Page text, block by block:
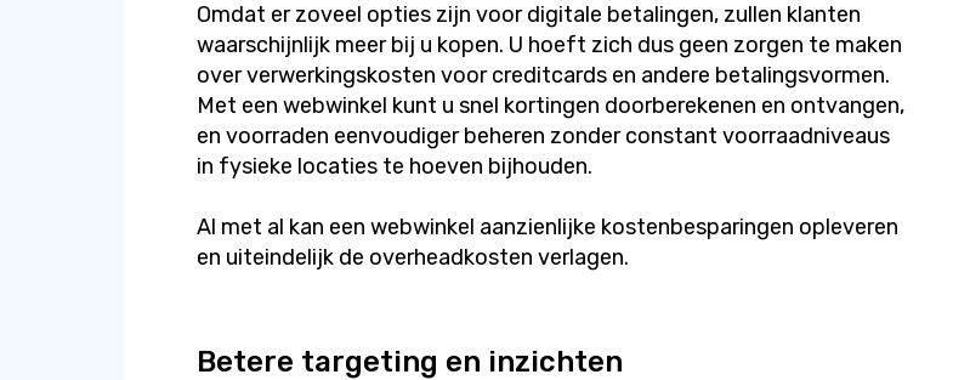
Omdat er zoveel opties zijn voor digitale betalingen, zullen klanten
waarschijnlijk meer bij u kopen. U hoeft zich dus geen zorgen te maken
over verwerkingskosten voor creditcards en andere betalingsvormen.
Met een webwinkel kunt u snel kortingen doorberekenen en ontvangen,
en voorraden eenvoudiger beheren zonder constant voorraadniveaus
in fysieke locaties te hoeven bijhouden.
Al met al kan een webwinkel aanzienlijke kostenbesparingen opleveren
en uiteindelijk de overheadkosten verlagen.
Betere targeting en inzichten